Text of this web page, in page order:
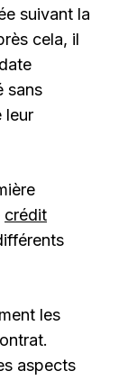
suivant la
cela, il
sans
leur
crédit
les
aspects